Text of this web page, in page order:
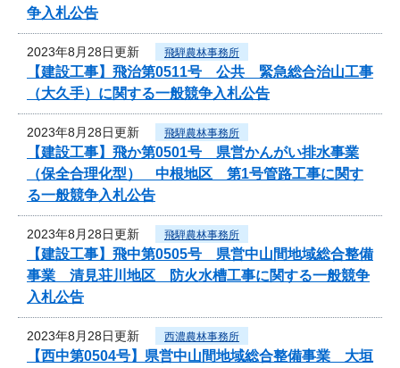
争入札公告
2023年8月28日更新 飛騨農林事務所
【建設工事】飛治第0511号 公共 緊急総合治山工事
（大久手）に関する一般競争入札公告
2023年8月28日更新 飛騨農林事務所
【建設工事】飛か第0501号 県営かんがい排水事業
（保全合理化型） 中根地区 第1号管路工事に関す
る一般競争入札公告
2023年8月28日更新 飛騨農林事務所
【建設工事】飛中第0505号 県営中山間地域総合整備
事業 清見荘川地区 防火水槽工事に関する一般競争
入札公告
2023年8月28日更新 西濃農林事務所
【西中第0504号】県営中山間地域総合整備事業 大垣